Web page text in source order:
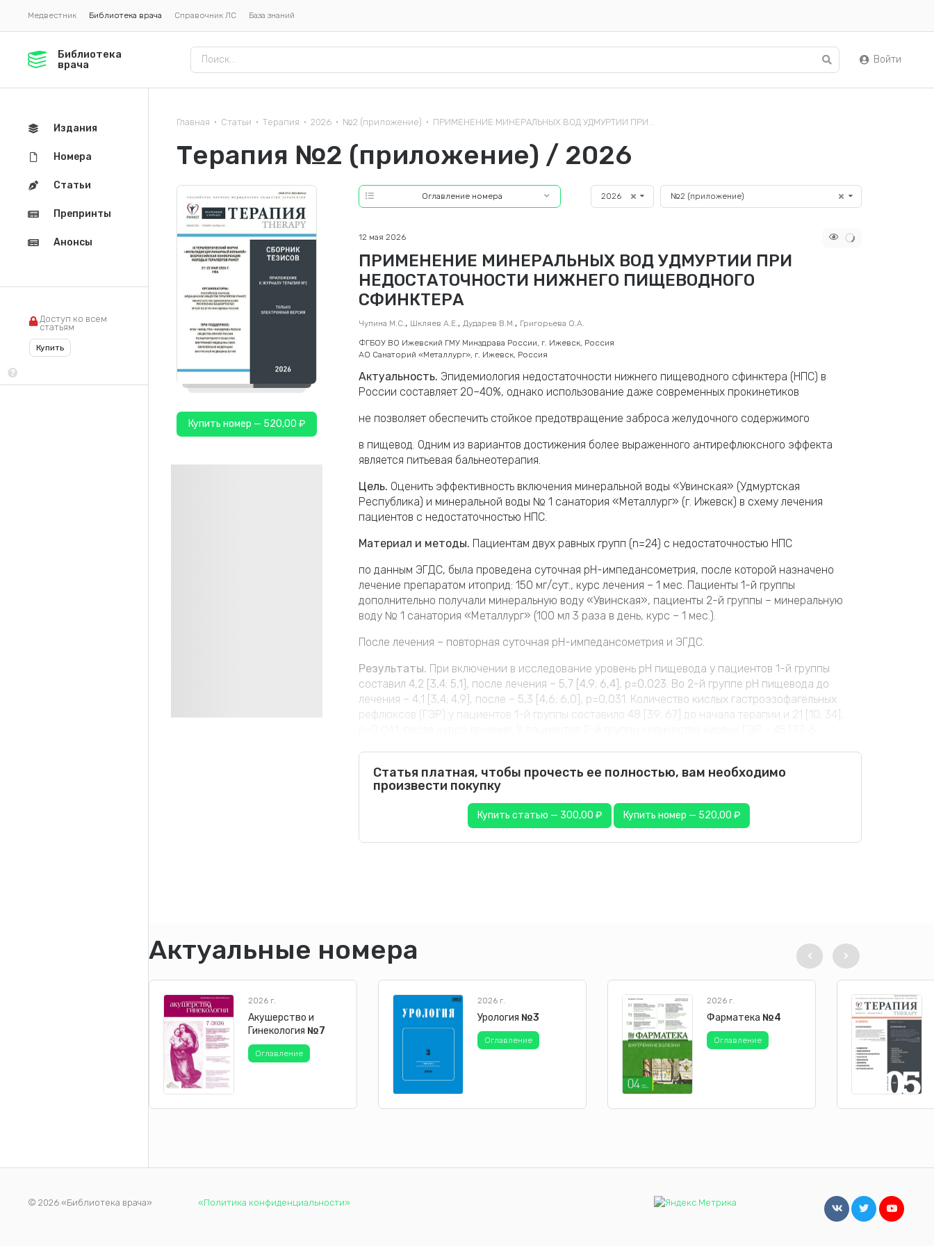
Медвестник Библиотека врача Справочник ЛС База знаний
Библиотека
врача
Войти
Главная • Статьи • Терапия • 2026 • №2 (приложение) • ПРИМЕНЕНИЕ МИНЕРАЛЬНЫХ ВОД УДМУРТИИ ПРИ...
Терапия №2 (приложение) / 2026
2026 №2 (приложение)
Оглавление номера
ПРИМЕНЕНИЕ МИНЕРАЛЬНЫХ ВОД УДМУРТИИ ПРИ
НЕДОСТАТОЧНОСТИ НИЖНЕГО ПИЩЕВОДНОГО
СФИНКТЕРА
12 мая 2026
ФГБОУ ВО Ижевский ГМУ Минздрава России, г. Ижевск, Россия
АО Санаторий «Металлург», г. Ижевск, Россия
Актуальность. Эпидемиология недостаточности нижнего пищеводного сфинктера (НПС) в
России составляет 20–40%, однако использование даже современных прокинетиков
не позволяет обеспечить стойкое предотвращение заброса желудочного содержимого
в пищевод. Одним из вариантов достижения более выраженного антирефлюксного эффекта
является питьевая бальнеотерапия.
Цель. Оценить эффективность включения минеральной воды «Увинская» (Удмуртская
Республика) и минеральной воды № 1 санатория «Металлург» (г. Ижевск) в схему лечения
пациентов с недостаточностью НПС.
Материал и методы. Пациентам двух равных групп (n=24) с недостаточностью НПС
по данным ЭГДС, была проведена суточная pH-импедансометрия, после которой назначено
лечение препаратом итоприд: 150 мг/сут., курс лечения – 1 мес. Пациенты 1-й группы
дополнительно получали минеральную воду «Увинская», пациенты 2-й группы – минеральную
воду № 1 санатория «Металлург» (100 мл 3 раза в день, курс – 1 мес.).
После лечения – повторная суточная рН-импедансометрия и ЭГДС.
Результаты. При включении в исследование уровень pH пищевода у пациентов 1-й группы
составил 4,2 [3,4; 5,1], после лечения – 5,7 [4,9; 6,4], р=0,023. Во 2-й группе pH пищевода до
лечения – 4,1 [3,4; 4,9], после – 5,3 [4,6; 6,0], р=0,031. Количество кислых гастроэзофагельных
рефлюксов (ГЭР) у пациентов 1-й группы составило 48 [39; 67] до начала терапии и 21 [10; 34],
Чупина М.С. , Шкляев А.Е. , Дударев В.М. , Григорьева О.А.
Статья платная, чтобы прочесть ее полностью, вам необходимо
произвести покупку
Купить статью — 300,00 ₽ Купить номер — 520,00 ₽
Купить номер — 520,00 ₽
Актуальные номера
2026 г.
Акушерство и
Гинекология №7
Оглавление
2026 г.
Урология №3
Оглавление
2026 г.
Фарматека №4
Оглавление
Издания
Номера
Статьи
Препринты
Анонсы
Доступ ко всем
статьям
Купить
© 2026 «Библиотека врача» «Политика конфиденциальности»